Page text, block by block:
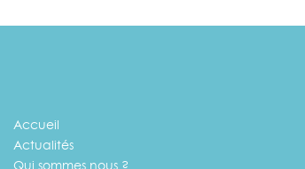
Accueil
Actualités
Qui sommes nous ?